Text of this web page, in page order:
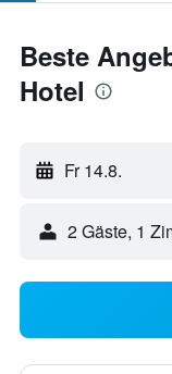
Beste
Hotel
Fr 14.8.
2 Gäste, 1